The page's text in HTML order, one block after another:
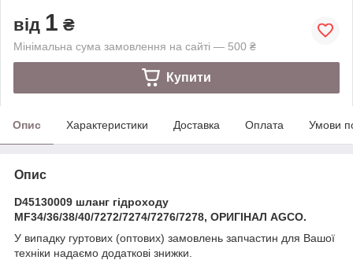
від 1 ₴
Мінімальна сума замовлення на сайті — 500 ₴
Купити
Опис Характеристики Доставка Оплата Умови
Опис
D45130009 шланг гідроходу
MF34/36/38/40/7272/7274/7276/7278, ОРИГІНАЛ AGCO.
У випадку гуртових (оптових) замовлень запчастин для Вашої
техніки надаємо додаткові знижки.